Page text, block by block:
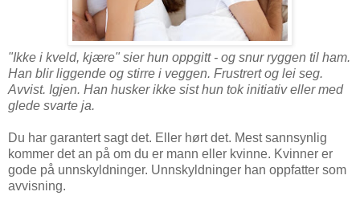
"Ikke i kveld, kjære" sier hun oppgitt - og snur ryggen til ham.
Han blir liggende og stirre i veggen. Frustrert og lei seg.
Avvist. Igjen. Han husker ikke sist hun tok initiativ eller med
glede svarte ja.
Du har garantert sagt det. Eller hørt det. Mest sannsynlig
kommer det an på om du er mann eller kvinne. Kvinner er
gode på unnskyldninger. Unnskyldninger han oppfatter som
avvisning.